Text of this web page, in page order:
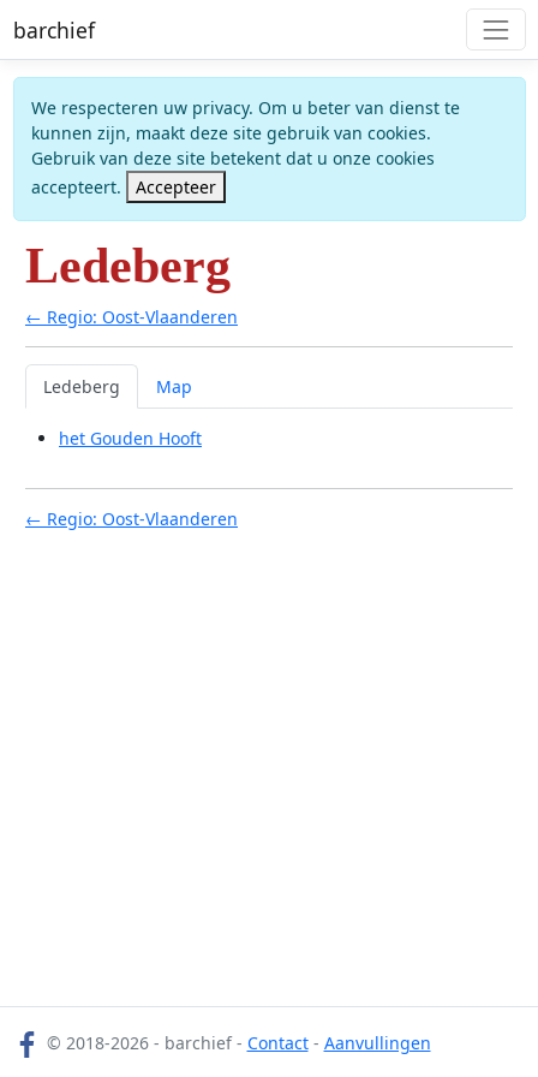
barchief
We respecteren uw privacy. Om u beter van dienst te
kunnen zijn, maakt deze site gebruik van cookies.
Gebruik van deze site betekent dat u onze cookies
accepteert.
Accepteer
Ledeberg
← Regio: Oost-Vlaanderen
Ledeberg Map
het Gouden Hooft
← Regio: Oost-Vlaanderen
© 2018-2026 - barchief - Contact- Aanvullingen